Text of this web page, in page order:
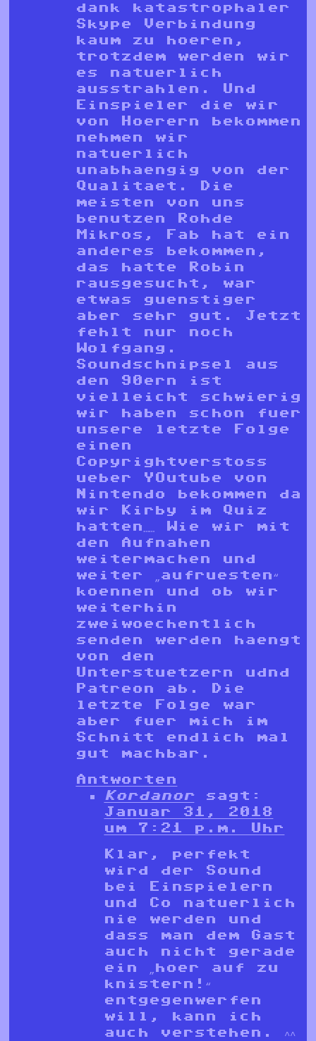
dank katastrophaler
Skype Verbindung
kaum zu hoeren,
trotzdem werden wir
es natuerlich
ausstrahlen. Und
Einspieler die wir
von Hoerern bekommen
nehmen wir
natuerlich
unabhaengig von der
Qualitaet. Die
meisten von uns
benutzen Rohde
Mikros, Fab hat ein
anderes bekommen,
das hatte Robin
rausgesucht, war
etwas guenstiger
aber sehr gut. Jetzt
fehlt nur noch
Wolfgang.
Soundschnipsel aus
den 90ern ist
vielleicht schwierig
wir haben schon fuer
unsere letzte Folge
einen
Copyrightverstoss
ueber YOutube von
Nintendo bekommen da
wir Kirby im Quiz
hatten…… Wie wir mit
den Aufnahen
weitermachen und
weiter „aufruesten“
koennen und ob wir
weiterhin
zweiwoechentlich
senden werden haengt
von den
Unterstuetzern udnd
Patreon ab. Die
letzte Folge war
aber fuer mich im
Schnitt endlich mal
gut machbar.
Antworten
Kordanor
sagt:
Januar 31, 2018
um 7:21 p.m. Uhr
Klar, perfekt
wird der Sound
bei Einspielern
und Co natuerlich
nie werden und
dass man dem Gast
auch nicht gerade
ein „hoer auf zu
knistern!“
entgegenwerfen
will, kann ich
auch verstehen. ^^